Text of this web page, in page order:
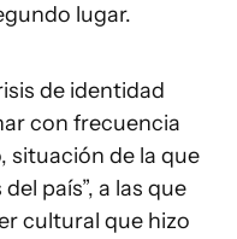
lugar.
de identidad
con frecuencia
situación de la que
país”, a las que
cultural que hizo